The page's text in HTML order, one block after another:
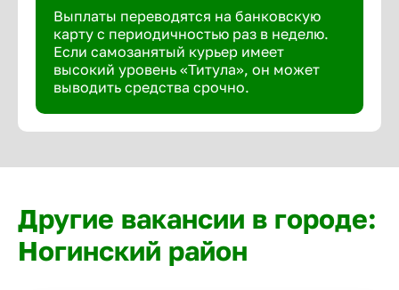
Выплаты переводятся на банковскую
карту с периодичностью раз в неделю.
Если самозанятый курьер имеет
высокий уровень «Титула», он может
выводить средства срочно.
Другие вакансии в городе:
Ногинский район